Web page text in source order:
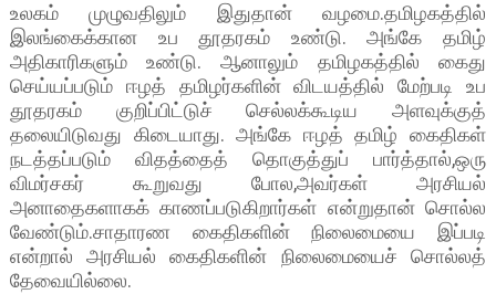
உலகம் முழுவதிலும் இதுதான் வழமை.தமிழகத்தில்
இலங்கைக்கான உப தூதரகம் உண்டு. அங்கே தமிழ்
அதிகாரிகளும் உண்டு. ஆனாலும் தமிழகத்தில் கைது
செய்யப்படும் ஈழத் தமிழர்களின் விடயத்தில் மேற்படி உப
தூதரகம் குறிப்பிட்டுச் செல்லக்கூடிய அளவுக்குத்
தலையிடுவது கிடையாது. அங்கே ஈழத் தமிழ் கைதிகள்
நடத்தப்படும் விதத்தைத் தொகுத்துப் பார்த்தால்,ஒரு
விமர்சகர் கூறுவது போல,அவர்கள் அரசியல்
அனாதைகளாகக் காணப்படுகிறார்கள் என்றுதான் சொல்ல
வேண்டும்.சாதாரண கைதிகளின் நிலைமையை இப்படி
என்றால் அரசியல் கைதிகளின் நிலைமையைச் சொல்லத்
தேவையில்லை.